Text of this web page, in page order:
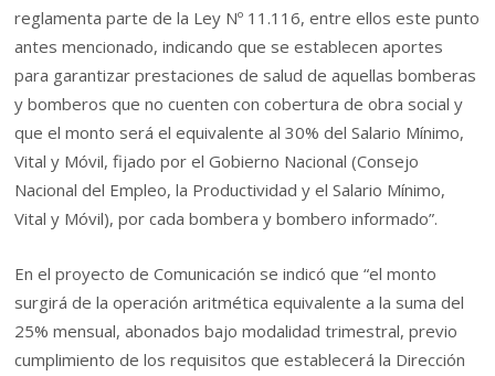
reglamenta parte de la Ley Nº 11.116, entre ellos este punto
antes mencionado, indicando que se establecen aportes
para garantizar prestaciones de salud de aquellas bomberas
y bomberos que no cuenten con cobertura de obra social y
que el monto será el equivalente al 30% del Salario Mínimo,
Vital y Móvil, fijado por el Gobierno Nacional (Consejo
Nacional del Empleo, la Productividad y el Salario Mínimo,
Vital y Móvil), por cada bombera y bombero informado”.
En el proyecto de Comunicación se indicó que “el monto
surgirá de la operación aritmética equivalente a la suma del
25% mensual, abonados bajo modalidad trimestral, previo
cumplimiento de los requisitos que establecerá la Dirección